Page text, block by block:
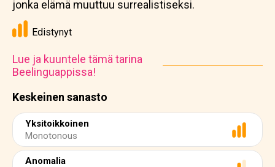
Keskeinen sanasto
Yksitoikkoinen
Monotonous
Anomalia
jonka elämä muuttuu surrealistiseksi.
Edistynyt
Lue ja kuuntele tämä tarina
Beelinguappissa!